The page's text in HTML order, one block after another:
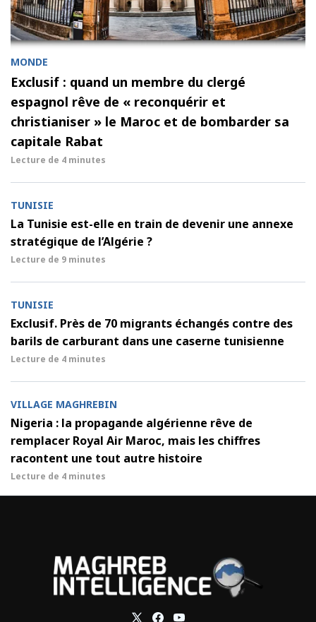
MONDE
Exclusif : quand un membre du clergé
espagnol rêve de « reconquérir et
christianiser » le Maroc et de bombarder sa
capitale Rabat
Lecture de 4 minutes
TUNISIE
La Tunisie est-elle en train de devenir une annexe
stratégique de l’Algérie ?
Lecture de 9 minutes
TUNISIE
Exclusif. Près de 70 migrants échangés contre des
barils de carburant dans une caserne tunisienne
Lecture de 4 minutes
VILLAGE MAGHREBIN
Nigeria : la propagande algérienne rêve de
remplacer Royal Air Maroc, mais les chiffres
racontent une tout autre histoire
Lecture de 4 minutes